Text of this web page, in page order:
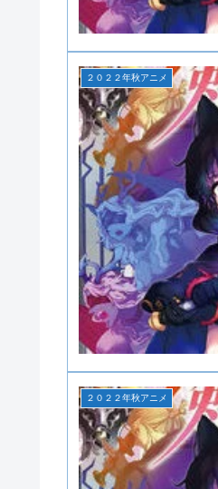
２０２２年秋アニメ
２０２２年秋アニメ